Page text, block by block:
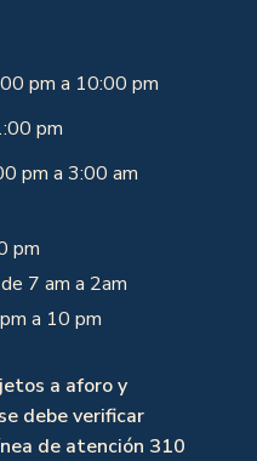
pm a 10:00 pm
pm
pm a 3:00 am
pm
7 am a 2am
a 10 pm
a aforo y
debe verificar
de atención 310